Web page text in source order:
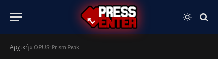
Αρχική » OPUS: Prism Peak